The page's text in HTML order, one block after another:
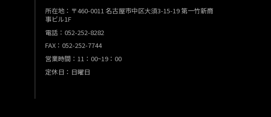
所在地：〒460-0011 名古屋市中区大須3-15-19 第一竹新商
事ビル1F
電話：052-252-8282
FAX：052-252-7744
営業時間：11：00~19：00
定休日：日曜日